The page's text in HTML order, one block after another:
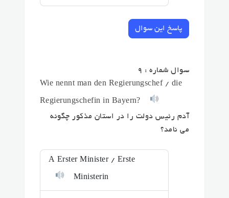
پاسخ این سوال
سوال شماره : 9
Wie nennt man den Regierungschef / die
Regierungschefin in Bayern?
آدم رئیس دولت را در استان مذکور چگونه
می نامد؟
A Erster Minister / Erste
Ministerin